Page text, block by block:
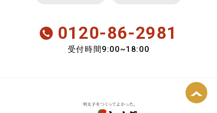
おいしさ定期便
0120-86-2981
受付時間 9:00~18:00